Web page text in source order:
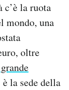
c’è la ruota
mondo, una
oltre
è la sede della